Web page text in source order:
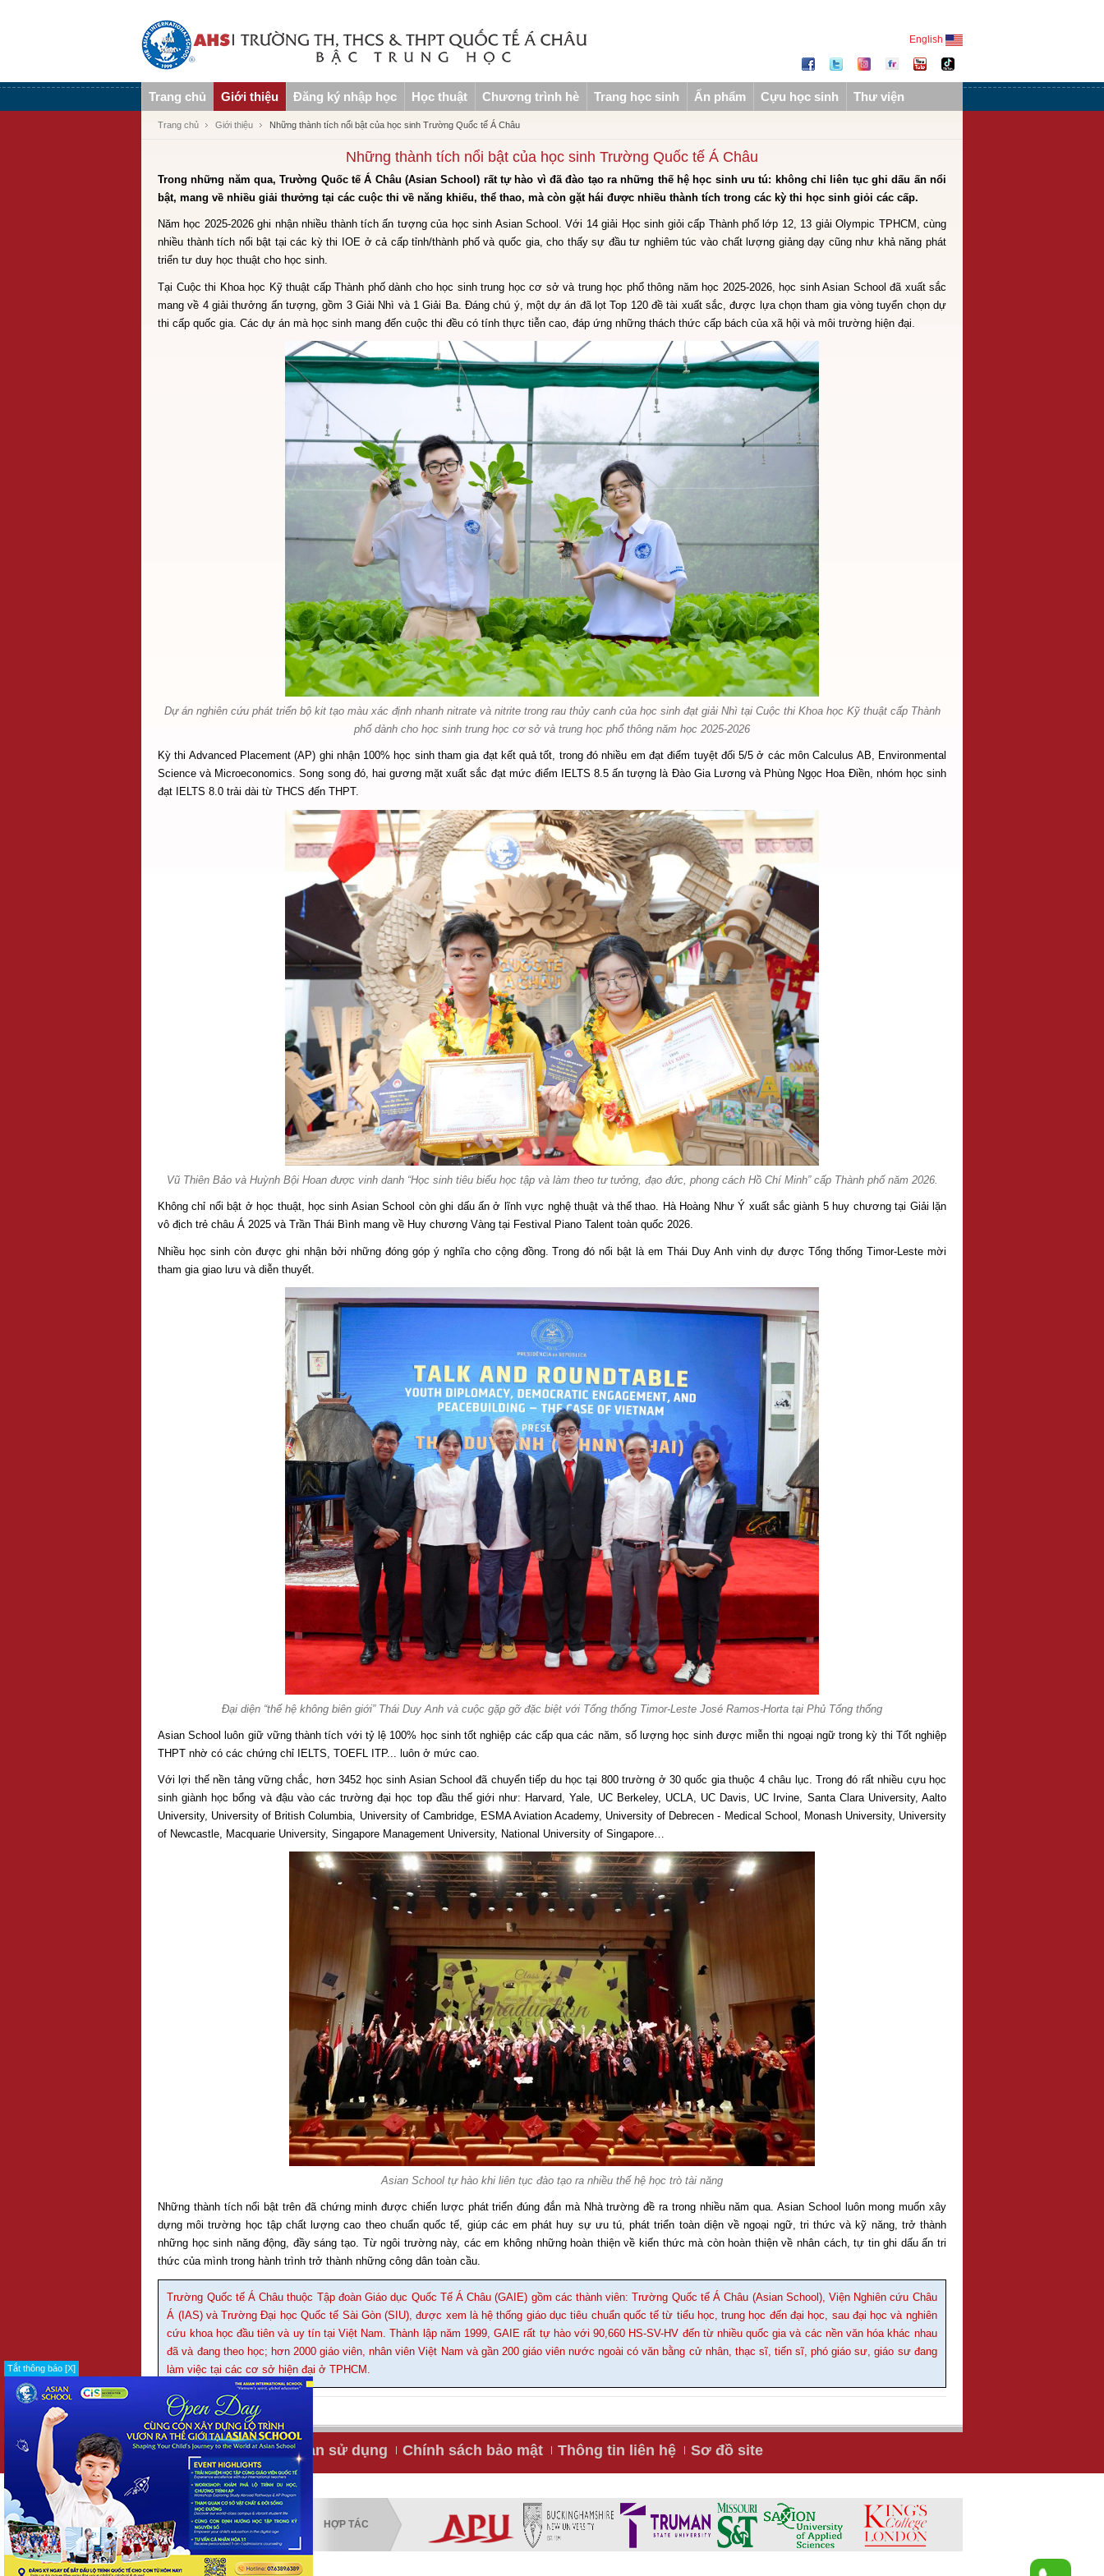
English
Tắt thông báo [X]
Trang chủ Giới thiệu Đăng ký nhập học Học thuật Chương trình hè Trang học sinh Ấn phẩm Cựu học sinh Thư viện
Trang chủ Giới thiệu Những thành tích nổi bật của học sinh Trường Quốc tế Á Châu
Những thành tích nổi bật của học sinh Trường Quốc tế Á Châu
Trong những năm qua, Trường Quốc tế Á Châu (Asian School) rất tự hào vì đã đào tạo ra những thế hệ học sinh ưu tú: không chỉ liên tục ghi dấu ấn nổi
bật, mang về nhiều giải thưởng tại các cuộc thi về năng khiếu, thể thao, mà còn gặt hái được nhiều thành tích trong các kỳ thi học sinh giỏi các cấp.
Năm học 2025-2026 ghi nhận nhiều thành tích ấn tượng của học sinh Asian School. Với 14 giải Học sinh giỏi cấp Thành phố lớp 12, 13 giải Olympic TPHCM, cùng
nhiều thành tích nổi bật tại các kỳ thi IOE ở cả cấp tỉnh/thành phố và quốc gia, cho thấy sự đầu tư nghiêm túc vào chất lượng giảng dạy cũng như khả năng phát
triển tư duy học thuật cho học sinh.
Tại Cuộc thi Khoa học Kỹ thuật cấp Thành phố dành cho học sinh trung học cơ sở và trung học phổ thông năm học 2025-2026, học sinh Asian School đã xuất sắc
mang về 4 giải thưởng ấn tượng, gồm 3 Giải Nhì và 1 Giải Ba. Đáng chú ý, một dự án đã lọt Top 120 đề tài xuất sắc, được lựa chọn tham gia vòng tuyển chọn dự
thi cấp quốc gia. Các dự án mà học sinh mang đến cuộc thi đều có tính thực tiễn cao, đáp ứng những thách thức cấp bách của xã hội và môi trường hiện đại.
Dự án nghiên cứu phát triển bộ kit tạo màu xác định nhanh nitrate và nitrite trong rau thủy canh của học sinh đạt giải Nhì tại Cuộc thi Khoa học Kỹ thuật cấp Thành
phố dành cho học sinh trung học cơ sở và trung học phổ thông năm học 2025-2026
Kỳ thi Advanced Placement (AP) ghi nhận 100% học sinh tham gia đạt kết quả tốt, trong đó nhiều em đạt điểm tuyệt đối 5/5 ở các môn Calculus AB, Environmental
Science và Microeconomics. Song song đó, hai gương mặt xuất sắc đạt mức điểm IELTS 8.5 ấn tượng là Đào Gia Lương và Phùng Ngọc Hoa Điền, nhóm học sinh
đạt IELTS 8.0 trải dài từ THCS đến THPT.
Vũ Thiên Bảo và Huỳnh Bội Hoan được vinh danh “Học sinh tiêu biểu học tập và làm theo tư tưởng, đạo đức, phong cách Hồ Chí Minh” cấp Thành phố năm 2026.
Không chỉ nổi bật ở học thuật, học sinh Asian School còn ghi dấu ấn ở lĩnh vực nghệ thuật và thể thao. Hà Hoàng Như Ý xuất sắc giành 5 huy chương tại Giải lặn
vô địch trẻ châu Á 2025 và Trần Thái Bình mang về Huy chương Vàng tại Festival Piano Talent toàn quốc 2026.
Nhiều học sinh còn được ghi nhận bởi những đóng góp ý nghĩa cho cộng đồng. Trong đó nổi bật là em Thái Duy Anh vinh dự được Tổng thống Timor-Leste mời
tham gia giao lưu và diễn thuyết.
Đại diện “thế hệ không biên giới” Thái Duy Anh và cuộc gặp gỡ đặc biệt với Tổng thống Timor-Leste José Ramos-Horta tại Phủ Tổng thống
Asian School luôn giữ vững thành tích với tỷ lệ 100% học sinh tốt nghiệp các cấp qua các năm, số lượng học sinh được miễn thi ngoại ngữ trong kỳ thi Tốt nghiệp
THPT nhờ có các chứng chỉ IELTS, TOEFL ITP... luôn ở mức cao.
Với lợi thế nền tảng vững chắc, hơn 3452 học sinh Asian School đã chuyển tiếp du học tại 800 trường ở 30 quốc gia thuộc 4 châu lục. Trong đó rất nhiều cựu học
sinh giành học bổng và đậu vào các trường đại học top đầu thế giới như: Harvard, Yale, UC Berkeley, UCLA, UC Davis, UC Irvine, Santa Clara University, Aalto
University, University of British Columbia, University of Cambridge, ESMA Aviation Academy, University of Debrecen - Medical School, Monash University, University
of Newcastle, Macquarie University, Singapore Management University, National University of Singapore…
Asian School tự hào khi liên tục đào tạo ra nhiều thế hệ học trò tài năng
Những thành tích nổi bật trên đã chứng minh được chiến lược phát triển đúng đắn mà Nhà trường đề ra trong nhiều năm qua. Asian School luôn mong muốn xây
dựng môi trường học tập chất lượng cao theo chuẩn quốc tế, giúp các em phát huy sự ưu tú, phát triển toàn diện về ngoại ngữ, tri thức và kỹ năng, trở thành
những học sinh năng động, đầy sáng tạo. Từ ngôi trường này, các em không những hoàn thiện về kiến thức mà còn hoàn thiện về nhân cách, tự tin ghi dấu ấn tri
thức của mình trong hành trình trở thành những công dân toàn cầu.
Trường Quốc tế Á Châu thuộc Tập đoàn Giáo dục Quốc Tế Á Châu (GAIE) gồm các thành viên: Trường Quốc tế Á Châu (Asian School), Viện Nghiên cứu Châu
Á (IAS) và Trường Đại học Quốc tế Sài Gòn (SIU), được xem là hệ thống giáo dục tiêu chuẩn quốc tế từ tiểu học, trung học đến đại học, sau đại học và nghiên
cứu khoa học đầu tiên và uy tín tại Việt Nam. Thành lập năm 1999, GAIE rất tự hào với 90,660 HS-SV-HV đến từ nhiều quốc gia và các nền văn hóa khác nhau
đã và đang theo học; hơn 2000 giáo viên, nhân viên Việt Nam và gần 200 giáo viên nước ngoài có văn bằng cử nhân, thạc sĩ, tiến sĩ, phó giáo sư, giáo sư đang
làm việc tại các cơ sở hiện đại ở TPHCM.
IN GỬI BẠN BÈ
Tuyển dụng Điều khoản sử dụng Chính sách bảo mật Thông tin liên hệ Sơ đồ site
KIỂM ĐỊNH HỢP TÁC